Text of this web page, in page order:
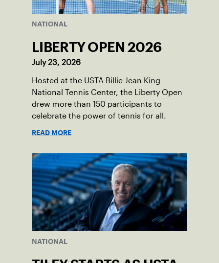
NATIONAL
LIBERTY OPEN 2026
July 23, 2026
Hosted at the USTA Billie Jean King
National Tennis Center, the Liberty Open
drew more than 150 participants to
celebrate the power of tennis for all.
READ MORE
NATIONAL